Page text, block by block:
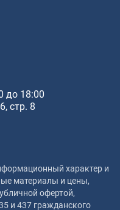
до 18:00
стр. 8
характер и
материалы и цены,
офертой,
и 437 гражданского